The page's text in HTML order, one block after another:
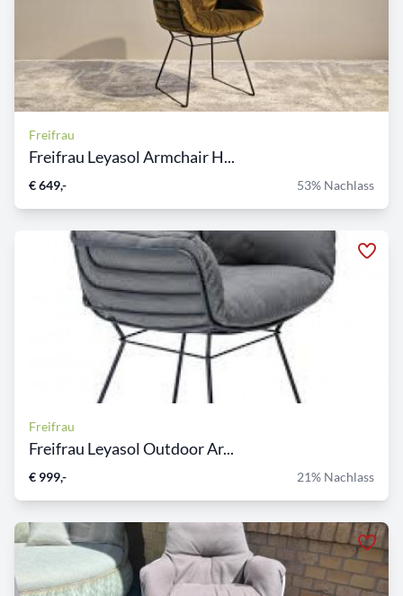
Freifrau
Freifrau Leyasol Armchair H...
€ 649,- 53% Nachlass
Freifrau
Freifrau Leyasol Outdoor Ar...
€ 999,- 21% Nachlass